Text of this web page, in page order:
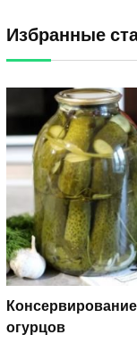
Избранные
Консервирование
огурцов